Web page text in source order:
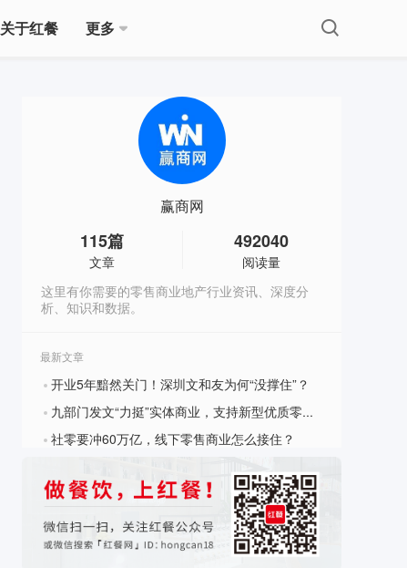
关于红餐 更多
赢商网
115篇
文章
492040
阅读量
这里有你需要的零售商业地产行业资讯、深度分
析、知识和数据。
最新文章
? 开业5年黯然关门！深圳文和友为何“没撑住”？
? 九部门发文“力挺”实体商业，支持新型优质零售企业IPO
? 社零要冲60万亿，线下零售商业怎么接住？